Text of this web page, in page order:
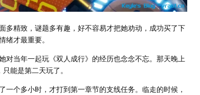
多精致，谜题多有趣，好不容易才把她劝动，成功买了下
才最重要。
对当年一起玩《双人成行》的经历也念念不忘。那天晚上
能是第二天玩了。
个多小时，才打到第一章节的支线任务。临走的时候，